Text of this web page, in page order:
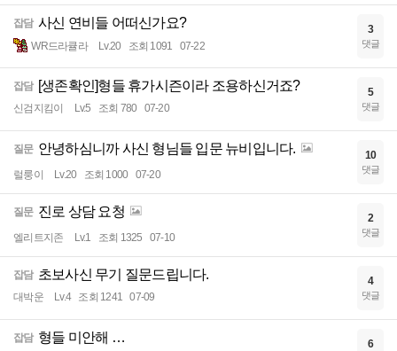
잡담 사신 연비들 어떠신가요?
WR드라큘라 Lv.20 조회 1091 07-22
3
댓글
잡담 [생존확인]형들 휴가시즌이라 조용하신거죠?
신검지킴이 Lv.5 조회 780 07-20
5
댓글
질문 안녕하심니까 사신 형님들 입문 뉴비입니다.
럴룽이 Lv.20 조회 1000 07-20
10
댓글
질문 진로 상담 요청
엘리트지존 Lv.1 조회 1325 07-10
2
댓글
잡담 초보사신 무기 질문드립니다.
대박운 Lv.4 조회 1241 07-09
4
댓글
잡담 형들 미안해 … 6